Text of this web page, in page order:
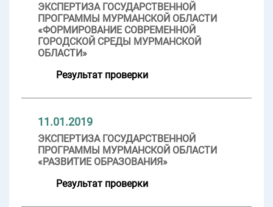
ЭКСПЕРТИЗА ГОСУДАРСТВЕННОЙ
ПРОГРАММЫ МУРМАНСКОЙ ОБЛАСТИ
«ФОРМИРОВАНИЕ СОВРЕМЕННОЙ
ГОРОДСКОЙ СРЕДЫ МУРМАНСКОЙ
ОБЛАСТИ»
Результат проверки
11.01.2019
ЭКСПЕРТИЗА ГОСУДАРСТВЕННОЙ
ПРОГРАММЫ МУРМАНСКОЙ ОБЛАСТИ
«РАЗВИТИЕ ОБРАЗОВАНИЯ»
Результат проверки